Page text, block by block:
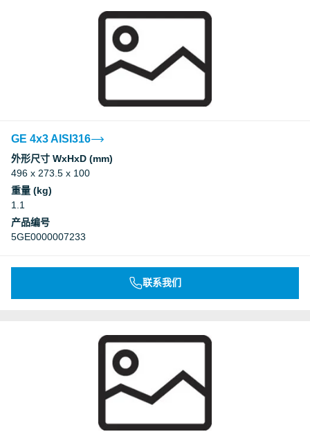
GE 4x3 AISI316
外形尺寸 WxHxD (mm)
496 x 273.5 x 100
重量 (kg)
1.1
产品编号
5GE0000007233
联系我们